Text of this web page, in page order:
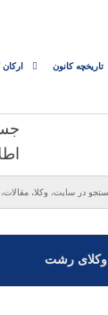
تاریخچه کانون
وکلای رشت